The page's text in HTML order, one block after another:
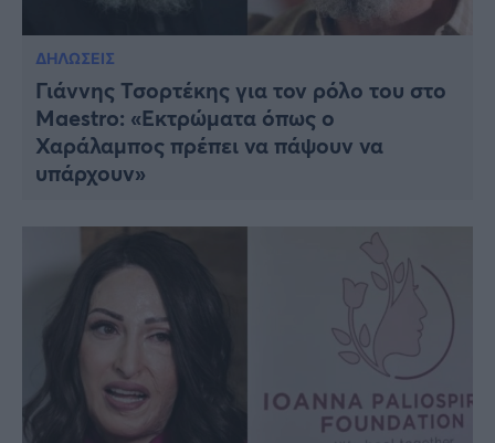
ΔΗΛΩΣΕΙΣ
Γιάννης Τσορτέκης για τον ρόλο του στο
Maestro: «Εκτρώματα όπως ο
Χαράλαμπος πρέπει να πάψουν να
υπάρχουν»